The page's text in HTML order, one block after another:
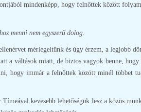
mindenképp, hogy felnőttek között
menni nem egyszerű dolog.
mérlegeltünk és úgy érzem, a legjobb
a váltások miatt, de biztos vagyok benne, hogy
hogy immár a felnőttek között minél többet
kevesebb lehetőségük lesz a közös